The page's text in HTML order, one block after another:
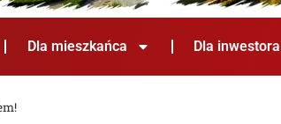
Dla mieszkańca Dla inwestora